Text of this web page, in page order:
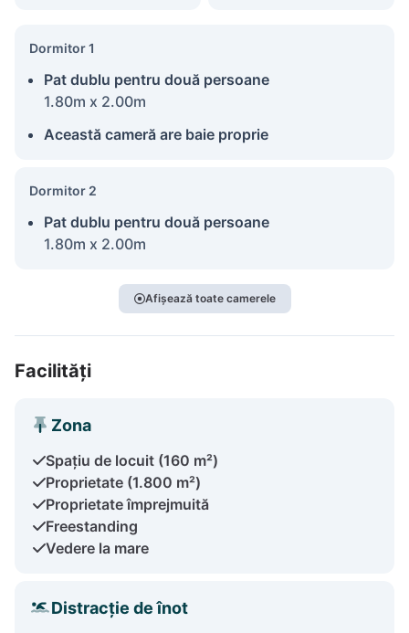
Dormitor 1
Pat dublu pentru două persoane
1.80m x 2.00m
Această cameră are baie proprie
Dormitor 2
Pat dublu pentru două persoane
1.80m x 2.00m
Afișează toate camerele
Facilități
Zona
Spațiu de locuit (160 m²)
Proprietate (1.800 m²)
Proprietate împrejmuită
Freestanding
Vedere la mare
Distracție de înot